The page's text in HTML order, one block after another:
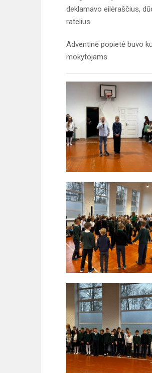
deklamavo eilėraščius,
ratelius.
Adventinė popietė buvo
mokytojams.